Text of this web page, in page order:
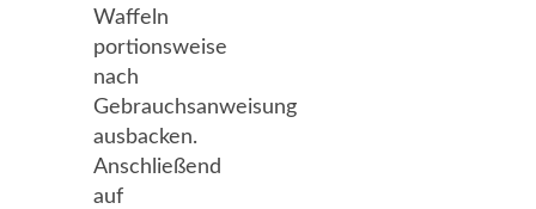
Waffeln
portionsweise
nach
Gebrauchsanweisung
ausbacken.
Anschließend
auf